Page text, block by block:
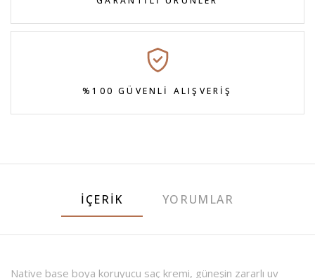
%100 GÜVENLİ ALIŞVERİŞ
İÇERIK YORUMLAR
Native base boya koruyucu saç kremi, güneşin zararlı uv